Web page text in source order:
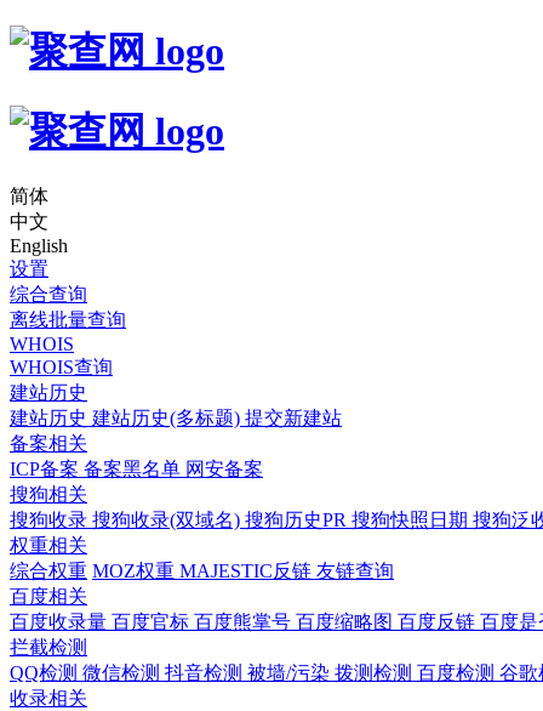
简体
中文
English
设置
综合查询
离线批量查询
WHOIS
WHOIS查询
建站历史
建站历史 建站历史(多标题) 提交新建站
备案相关
ICP备案 备案黑名单 网安备案
搜狗相关
搜狗收录 搜狗收录(双域名) 搜狗历史PR 搜狗快照日期 搜狗泛
权重相关
综合权重 MOZ权重 MAJESTIC反链 友链查询
百度相关
百度收录量 百度官标 百度熊掌号 百度缩略图 百度反链 百度
拦截检测
QQ检测 微信检测 抖音检测 被墙/污染 拨测检测 百度检测 谷
收录相关